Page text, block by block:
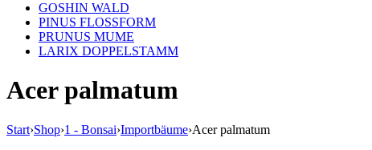
GOSHIN WALD
PINUS FLOSSFORM
PRUNUS MUME
LARIX DOPPELSTAMM
Acer palmatum
Start›Shop›1 - Bonsai›Importbäume›Acer palmatum